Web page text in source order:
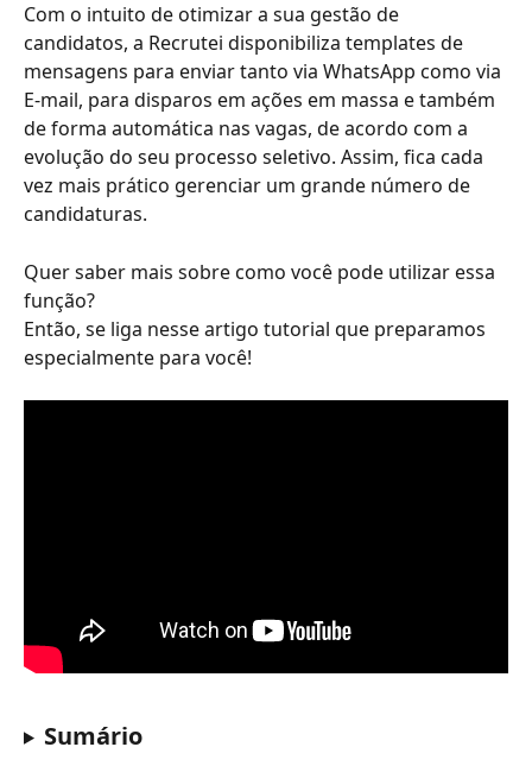
Com o intuito de otimizar a sua gestão de
candidatos, a Recrutei disponibiliza templates de
mensagens para enviar tanto via WhatsApp como via
E-mail, para disparos em ações em massa e também
de forma automática nas vagas, de acordo com a
evolução do seu processo seletivo. Assim, fica cada
vez mais prático gerenciar um grande número de
candidaturas.
Quer saber mais sobre como você pode utilizar essa
função?
Então, se liga nesse artigo tutorial que preparamos
especialmente para você!
Sumário